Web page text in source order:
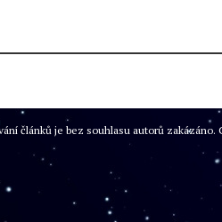
článků je bez souhlasu autorů